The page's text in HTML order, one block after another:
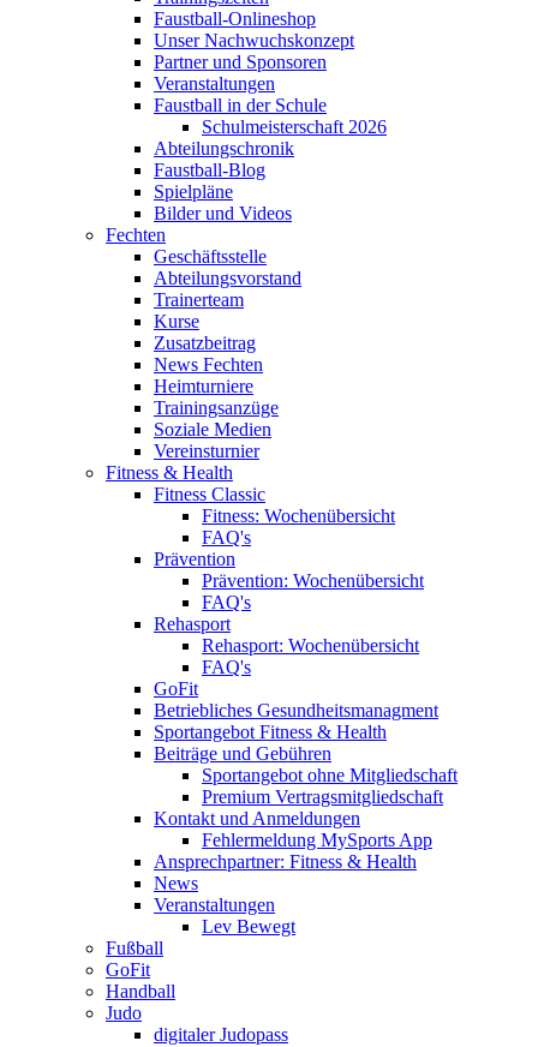
Faustball-Onlineshop
Unser Nachwuchskonzept
Partner und Sponsoren
Veranstaltungen
Faustball in der Schule
Schulmeisterschaft 2026
Abteilungschronik
Faustball-Blog
Spielpläne
Bilder und Videos
Fechten
Geschäftsstelle
Abteilungsvorstand
Trainerteam
Kurse
Zusatzbeitrag
News Fechten
Heimturniere
Trainingsanzüge
Soziale Medien
Vereinsturnier
Fitness & Health
Fitness Classic
Fitness: Wochenübersicht
FAQ's
Prävention
Prävention: Wochenübersicht
FAQ's
Rehasport
Rehasport: Wochenübersicht
FAQ's
GoFit
Betriebliches Gesundheitsmanagment
Sportangebot Fitness & Health
Beiträge und Gebühren
Sportangebot ohne Mitgliedschaft
Premium Vertragsmitgliedschaft
Kontakt und Anmeldungen
Fehlermeldung MySports App
Ansprechpartner: Fitness & Health
News
Veranstaltungen
Lev Bewegt
Fußball
GoFit
Handball
Judo
digitaler Judopass